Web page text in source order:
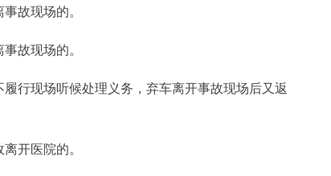
故现场的。
故现场的。
行现场听候处理义务，弃车离开事故现场后又返
开医院的。